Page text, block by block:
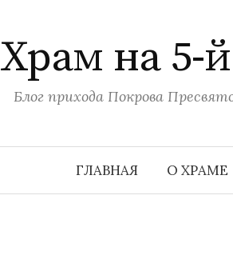
Храм на 5-
Блог прихода Покрова
ГЛАВНАЯ О ХРАМЕ